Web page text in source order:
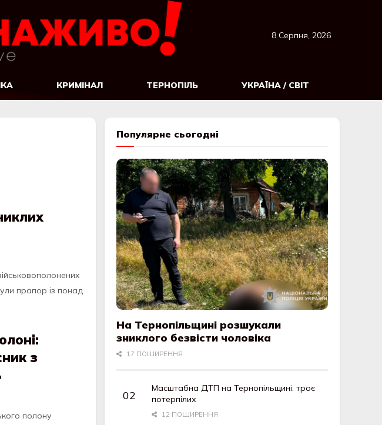
8 Серпня, 2026
КРИМІНАЛ ТЕРНОПІЛЬ УКРАЇНА / СВІТ
прапор із понад
з
полону
Популярне сьогодні
На Тернопільщині розшукали
зниклого безвісти чоловіка
17 ПОШИРЕННЯ
Масштабна ДТП на Тернопільщині: троє
потерпілих
12 ПОШИРЕННЯ